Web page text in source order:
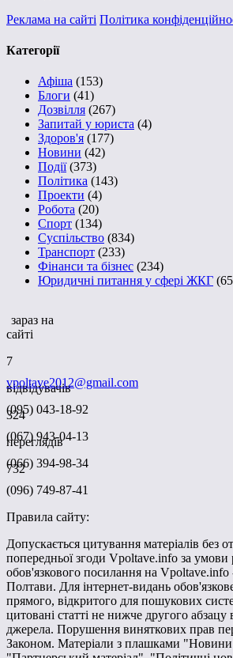
Реклама на сайті Політика
Категорії
Афіша (153)
Блоги (41)
Дозвілля (267)
Запитай у юриста (4)
Здоров'я (177)
Новини (42)
Події(373)
Політика (143)
Проекти (4)
Робота (20)
Спорт (134)
Суспільство (834)
Транспорт (233)
Фінанси та бізнес (234)
Юридичні питання у сфері ЖКГ
зараз на
сайті
7
відвідувачів
324
переглядів
732
vpoltave2012@gmail.com
(095) 043-18-92
(067) 943-04-13
(066) 394-98-34
(096) 749-87-41
Правила сайту:
Допускається цитування матеріалів без
попередньої згоди Vpoltave.info за умови
обов'язкового посилання на Vpoltave.info
Полтави. Для інтернет-видань
прямого, відкритого для пошукових
цитовані статті не нижче другого абзацу
джерела. Порушення виняткових прав
Законом. Матеріали з плашками